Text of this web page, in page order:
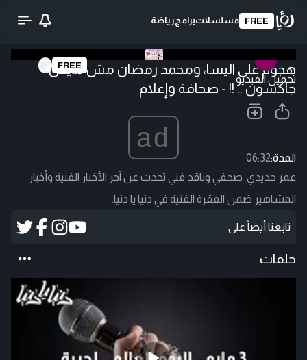
FREE مسلسلاتبرامج رياضة
تحميل الفيديو
FREE
هجوم على اليسا، ومحمد رمضان مش مايكل
جاكسون .. !! - صحافة وإعلام
ad
المدة:06:32
عمر حديدي صحفي وناقد فني تحدث عن آخر الأخبار الفنية وأخبار
المشاهير ضمن الفقرة الفنية في دنيا يا دنيا.
تابعنا أيضاً على
حلقات